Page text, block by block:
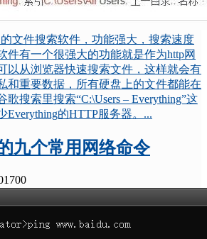
文件搜索软件，功能强大，搜索速度
件有一个很强大的功能就是作为http网
以从浏览器快速搜索文件，这样就会有
和重要数据，所有硬盘上的文件都能在
搜索里搜索“C:\Users – Everything”这
Everything的HTTP服务器。...
九个常用网络命令
0